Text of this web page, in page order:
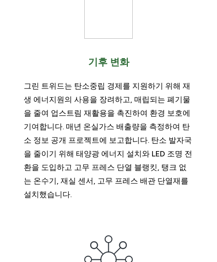
기후 변화
그린 트위드는 탄소중립 경제를 지원하기 위해 재
생 에너지원의 사용을 장려하고, 매립되는 폐기물
을 줄여 업스트림 재활용을 촉진하여 환경 보호에
기여합니다. 매년 온실가스 배출량을 측정하여 탄
소 정보 공개 프로젝트에 보고합니다. 탄소 발자국
을 줄이기 위해 태양광 에너지 설치와 LED 조명 전
환을 도입하고 고무 프레스 단열 블랭킷, 탱크 없
는 온수기, 재실 센서, 고무 프레스 배관 단열재를
설치했습니다.